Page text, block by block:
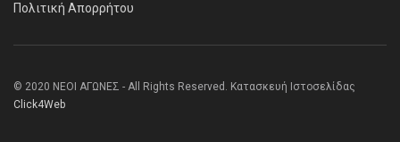
Πολιτική Απορρήτου
© 2020 ΝΕΟΙ ΑΓΩΝΕΣ - All Rights Reserved. Κατασκευή Ιστοσελίδας
Click4Web